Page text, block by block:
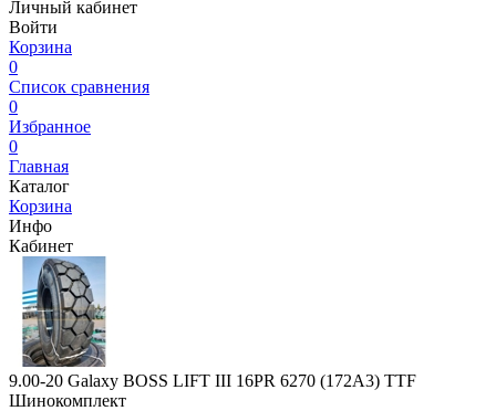
Личный кабинет
Войти
Корзина
0
Список сравнения
0
Избранное
0
Главная
Каталог
Корзина
Инфо
Кабинет
9.00-20 Galaxy BOSS LIFT III 16PR 6270 (172A3) TTF
Шинокомплект